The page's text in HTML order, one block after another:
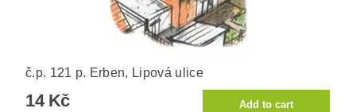
č.p. 121 p. Erben, Lipová ulice
14 Kč